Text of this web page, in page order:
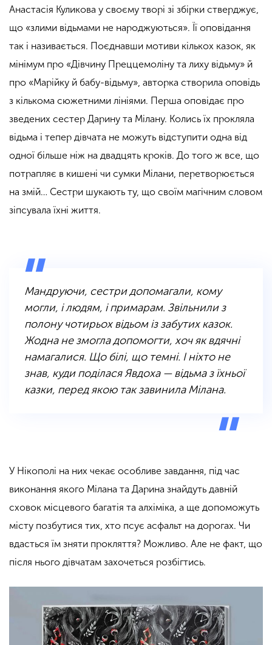
Анастасія Куликова у своєму творі зі збірки стверджує,
що «злими відьмами не народжуються». Її оповідання
так і називається. Поєднавши мотиви кількох казок, як
мінімум про «Дівчину Преццемоліну та лиху відьму» й
про «Марійку й бабу-відьму», авторка створила оповідь
з кількома сюжетними лініями. Перша оповідає про
зведених сестер Дарину та Мілану. Колись їх прокляла
відьма і тепер дівчата не можуть відступити одна від
одної більше ніж на двадцять кроків. До того ж все, що
потрапляє в кишені чи сумки Мілани, перетворюється
на змій… Сестри шукають ту, що своїм магічним словом
зіпсувала їхні життя.
Мандруючи, сестри допомагали, кому
могли, і людям, і примарам. Звільнили з
полону чотирьох відьом із забутих казок.
Жодна не змогла допомогти, хоч як вдячні
намагалися. Що білі, що темні. І ніхто не
знав, куди поділася Явдоха — відьма з їхньої
казки, перед якою так завинила Мілана.
У Нікополі на них чекає особливе завдання, під час
виконання якого Мілана та Дарина знайдуть давній
сховок місцевого багатія та алхіміка, а ще допоможуть
місту позбутися тих, хто псує асфальт на дорогах. Чи
вдасться їм зняти прокляття? Можливо. Але не факт, що
після нього дівчатам захочеться розбігтись.